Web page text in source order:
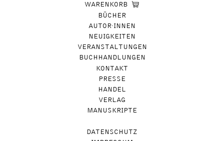
WARENKORB
BÜCHER
AUTOR∙INNEN
NEUIGKEITEN
VERANSTALTUNGEN
BUCHHANDLUNGEN
KONTAKT
PRESSE
HANDEL
VERLAG
MANUSKRIPTE
DATENSCHUTZ